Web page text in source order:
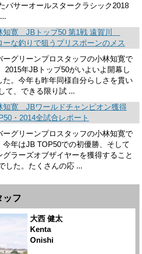
バサーオールスタークラシック2018
知寛 JBトップ50 第1戦 遠賀川
ーな釣りで狙うプリスポーンのメス
ーグリーンプロスタッフの小林知寛で
2015年JBトップ50がいよいよ開幕し
た。今年も昨年同様自分らしさを貫い
て、できる限り試 ...
知寛 JBワールドチャンピオン獲得
・2014全試合レポート
ーグリーンプロスタッフの小林知寛で
今年はJB TOP50での初優勝、そして
グラーズオブザイヤーを獲得すること
した。たくさんの応 ...
ッフ
大西 健太
Kenta
Onishi